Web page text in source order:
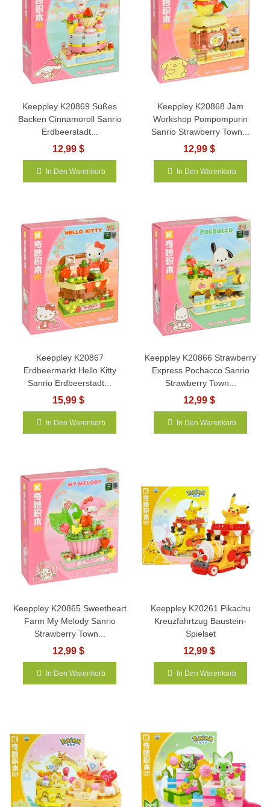
Keeppley K20869 Süßes
Backen Cinnamoroll Sanrio
Erdbeerstadt...
12,99 $
In Den Warenkorb
Keeppley K20868 Jam
Workshop Pompompurin
Sanrio Strawberry Town...
12,99 $
In Den Warenkorb
Keeppley K20867
Erdbeermarkt Hello Kitty
Sanrio Erdbeerstadt...
15,99 $
In Den Warenkorb
Keeppley K20866 Strawberry
Express Pochacco Sanrio
Strawberry Town...
12,99 $
In Den Warenkorb
Keeppley K20865 Sweetheart
Farm My Melody Sanrio
Strawberry Town...
12,99 $
In Den Warenkorb
Keeppley K20261 Pikachu
Kreuzfahrtzug Baustein-
Spielset
12,99 $
In Den Warenkorb